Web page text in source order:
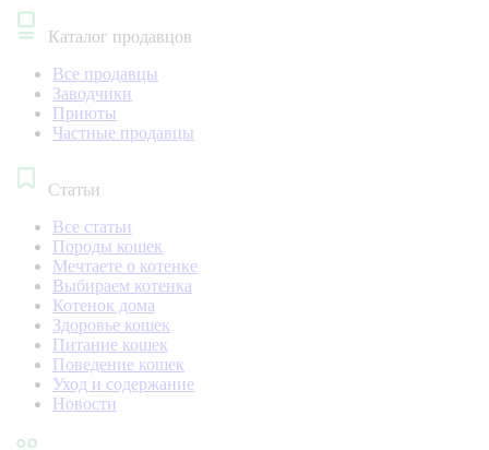
Каталог продавцов
Все продавцы
Заводчики
Приюты
Частные продавцы
Статьи
Все статьи
Породы кошек
Мечтаете о котенке
Выбираем котенка
Котенок дома
Здоровье кошек
Питание кошек
Поведение кошек
Уход и содержание
Новости